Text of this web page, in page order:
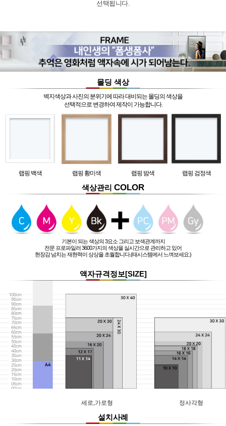
선택됩니다.
몰딩 색상
벽지색상과 사진의 분위기에 따라 대비되는 몰딩의 색상을
선택적으로 변경하여 제작이 가능합니다.
랩핑 백색 랩핑 황미색 랩핑 밤색 랩핑 검정색
색상관리 COLOR
기본이 되는 색상의 3요소 그리고 보색관계까지
전문 프로파일러 3600가지의 색상을 실시간으로 관리하고 있어
현장감 넘치는 재현력이 상상을 초월합니다.(태시스템에서 느껴보세요.)
액자규격정보[SIZE]
세로,가로형 정사각형
설치사례